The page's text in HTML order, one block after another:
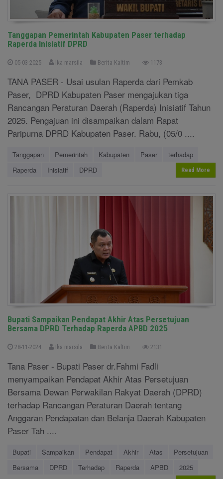
Tanggapan Pemerintah Kabupaten Paser terhadap
Raperda Inisiatif DPRD
05-03-2025 Ika marsila Berita Kaltim 1173
TANA PASER - Usai usulan Raperda dari Pemkab
Paser, DPRD Kabupaten Paser mengajukan tiga
Rancangan Peraturan Daerah (Raperda) Inisiatif Tahun
2025. Pengajuan ini disampaikan dalam Rapat
Paripurna DPRD Kabupaten Paser. Rabu, (05/0 ....
Tanggapan Pemerintah Kabupaten Paser
terhadap
Raperda
Inisiatif DPRD Read More
Bupati Sampaikan Pendapat Akhir Atas Persetujuan
Bersama DPRD Terhadap Raperda APBD 2025
28-11-2024 Ika marsila Berita Kaltim 2131
Tana Paser - Bupati Paser dr.Fahmi Fadli
menyampaikan Pendapat Akhir Atas Persetujuan
Bersama Dewan Perwakilan Rakyat Daerah (DPRD)
terhadap Rancangan Peraturan Daerah tentang
Anggaran Pendapatan dan Belanja Daerah Kabupaten
Paser Tah ....
Bupati Sampaikan Pendapat Akhir Atas
Persetujuan
Bersama
DPRD Terhadap Raperda APBD 2025